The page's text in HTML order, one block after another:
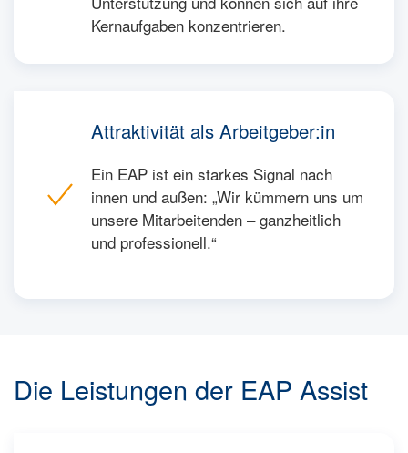
Kernaufgaben konzentrieren.
Attraktivität als Arbeitgeber:in
Ein EAP ist ein starkes Signal nach
innen und außen: „Wir kümmern uns um
unsere Mitarbeitenden – ganzheitlich
und professionell.“
Die Leistungen der EAP Assist